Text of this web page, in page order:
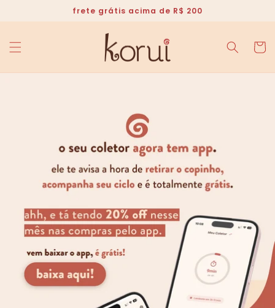
frete grátis acima de R$ 200